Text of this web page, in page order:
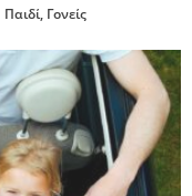
Παιδί, Γονείς